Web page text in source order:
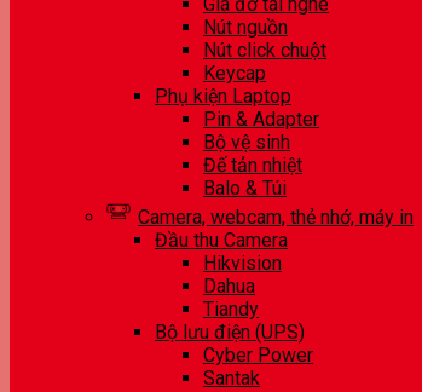
Nút nguồn
Nút click chuột
Keycap
Phụ kiện Laptop
Pin & Adapter
Bộ vệ sinh
Đế tản nhiệt
Balo & Túi
Camera, webcam, thẻ nhớ, máy in
Đầu thu Camera
Hikvision
Dahua
Tiandy
Bộ lưu điện (UPS)
Cyber Power
Santak